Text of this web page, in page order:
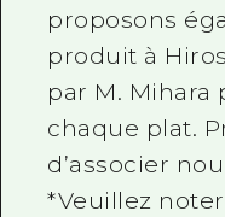
proposons
produit à
par M.
chaque plat.
d’associer
*Veuillez